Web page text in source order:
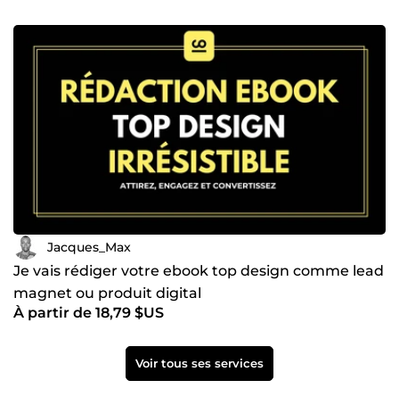
Jacques_Max
Je vais rédiger votre ebook top design comme lead
magnet ou produit digital
À partir de 18,79 $US
Voir tous ses services